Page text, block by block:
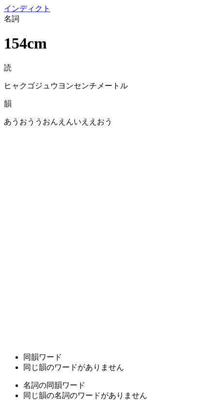
インディクト
名詞
154cm
読
ヒャクゴジュウヨンセンチメートル
韻
あうおううおんえんいええおう
同韻ワード
同じ韻のワードがありません
名詞の同韻ワード
同じ韻の名詞のワードがありません